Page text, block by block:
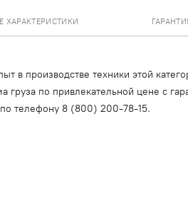
ХАРАКТЕРИСТИКИ
в производстве техники этой
по привлекательной цене с
телефону 8 (800) 200-78-15.